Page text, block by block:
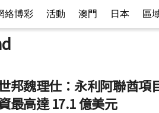
絡博彩 活動 澳門 日本 區
邦魏理仕：永利阿聯酋項
最高達 17.1 億美元